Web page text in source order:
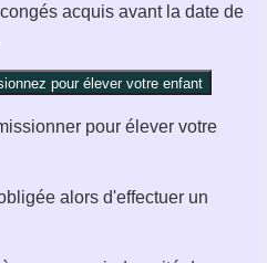
acquis avant la date de
pour élever votre enfant
pour élever votre
alors d'effectuer un